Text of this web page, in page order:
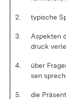
2. ty­pi­sche
3.
As­pek­ten
druck
4.
über
sen
5.
die